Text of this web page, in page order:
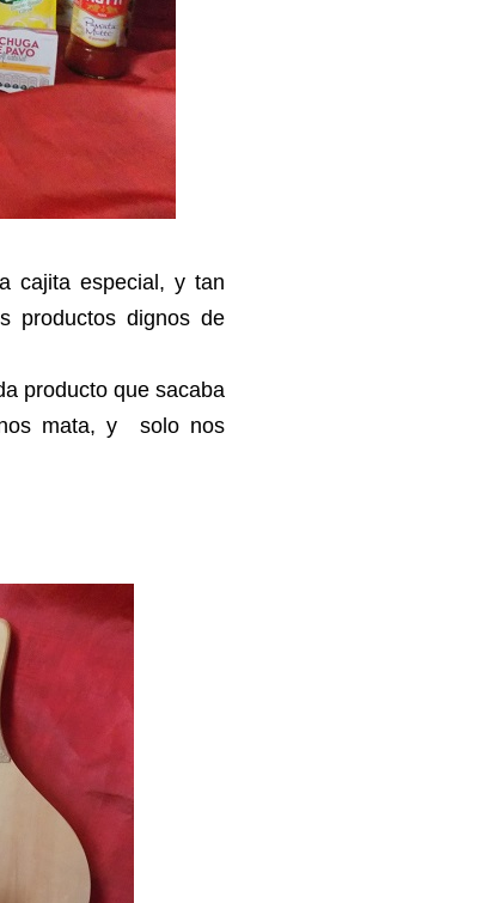
cajita especial, y tan
productos dignos de
producto que sacaba
mata, y solo nos